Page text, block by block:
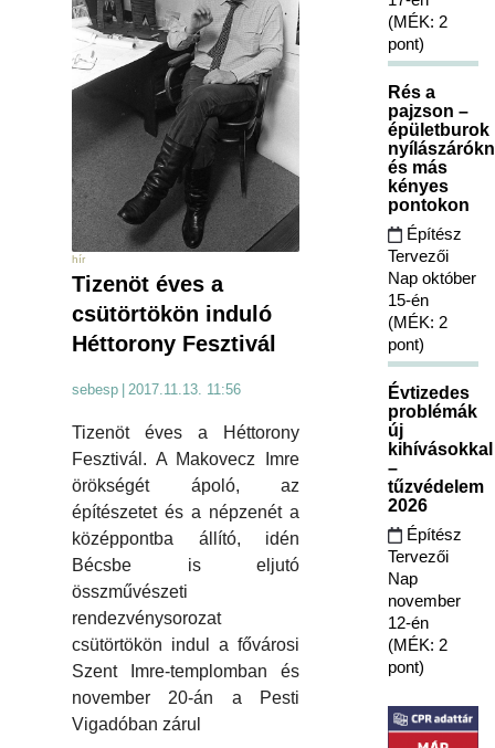
hír
Tizenöt éves a
csütörtökön induló
Héttorony Fesztivál
sebesp 2017.11.13. 11:56
Tizenöt éves a Héttorony
Fesztivál. A Makovecz Imre
örökségét ápoló, az
építészetet és a népzenét a
középpontba állító, idén
Bécsbe is eljutó
összművészeti
rendezvénysorozat
csütörtökön indul a fővárosi
Szent Imre-templomban és
november 20-án a Pesti
Vigadóban zárul
(MÉK: 2
pont)
Rés a
pajzson –
épületburok
és más
kényes
pontokon
Építész
Tervezői
Nap október
15-én
(MÉK: 2
pont)
Évtizedes
problémák
új
kihívásokkal
–
tűzvédelem
2026
Építész
Tervezői
Nap
november
12-én
(MÉK: 2
pont)